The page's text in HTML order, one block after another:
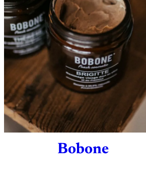
Bobone